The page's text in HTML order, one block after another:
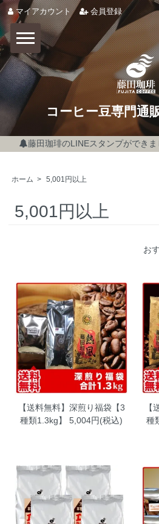
マイアカウント 会員登録
コーヒー豆専門通
藤田珈琲のLINEスタンプができま
ホーム > 5,001円以上
5,001円以上
お
【送料無料】深煎り福袋【3
種類1.3kg】
5,004円(税込)
【
種